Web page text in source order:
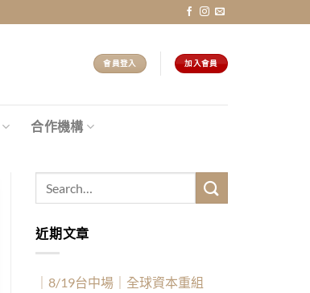
會員登入 加入會員
合作機構
近期文章
｜8/19台中場｜全球資本重組